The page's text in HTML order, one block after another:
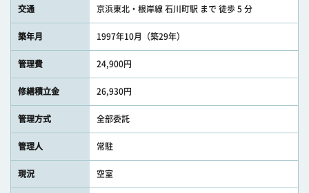
交通 京浜東北・根岸線 石川町駅 まで 徒歩 5 分
築年月 1997年10月（築29年）
管理費 24,900円
修繕積立金 26,930円
管理方式 全部委託
管理人 常駐
現況 空室